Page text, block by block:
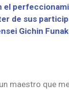
el
de sus
Gichin
maestro que